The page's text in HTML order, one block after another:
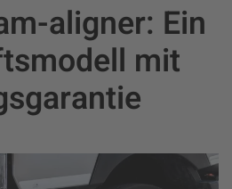
aligner: Ein
mit